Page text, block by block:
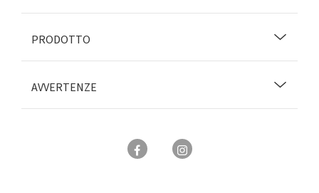
PRODOTTO
AVVERTENZE